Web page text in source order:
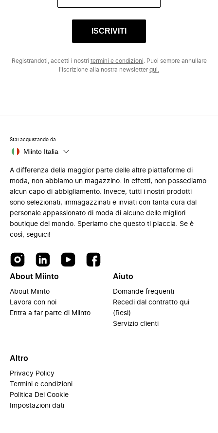
ISCRIVITI
Registrandoti, accetti i nostri termini e condizioni . Puoi sempre annullare
l'iscrizione alla nostra newsletterqui.
Stai acquistando da
Miinto Italia
A differenza della maggior parte delle altre piattaforme di
moda, non abbiamo un magazzino. In effetti, non possediamo
alcun capo di abbigliamento. Invece, tutti i nostri prodotti
sono selezionati, immagazzinati e inviati con tanta cura dal
personale appassionato di moda di alcune delle migliori
boutique del mondo. Speriamo che questo ti piaccia. Se è
così, seguici!
About Miinto
About Miinto
Lavora con noi
Entra a far parte di Miinto
Aiuto
Domande frequenti
Recedi dal contratto qui
(Resi)
Servizio clienti
Altro
Privacy Policy
Termini e condizioni
Politica Dei Cookie
Impostazioni dati